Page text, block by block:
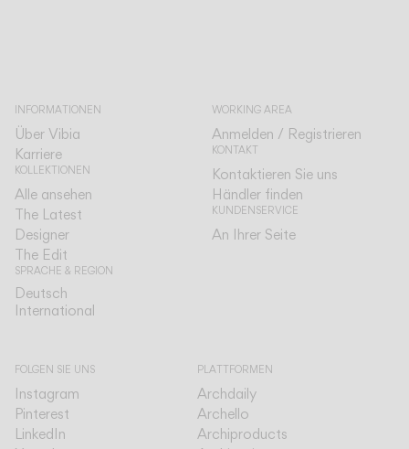
INFORMATIONEN
Über Vibia
Karriere
KOLLEKTIONEN
Alle ansehen
The Latest
Designer
The Edit
SPRACHE & REGION
Deutsch
International
WORKING AREA
Anmelden / Registrieren
KONTAKT
Kontaktieren Sie uns
Händler finden
KUNDENSERVICE
An Ihrer Seite
FOLGEN SIE UNS
Instagram
Pinterest
LinkedIn
PLATTFORMEN
Archdaily
Archello
Archiproducts